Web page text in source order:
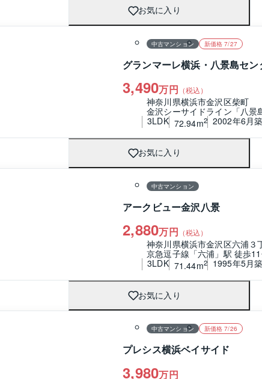
お気に入り
中古マンション 新価格 7/27
グランマーレ横浜・八景島セン
3,490万円 （税込）
神奈川県横浜市金沢区柴町
金沢シーサイドライン「八景
3LDK 72.94m2 2002年6月築
お気に入り
中古マンション
アークビュー金沢八景
2,880万円 （税込）
神奈川県横浜市金沢区六浦３
京急逗子線「六浦」駅 徒歩
3LDK 71.44m2 1995年5月築
お気に入り
中古マンション 新価格 7/26
プレシス横浜ベイサイド
3,980万円